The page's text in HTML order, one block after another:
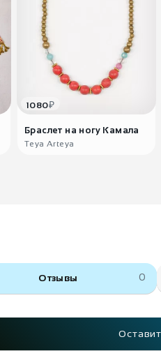
1080₽
Браслет на ногу Камала
Teya Arteya
Отзывы 0